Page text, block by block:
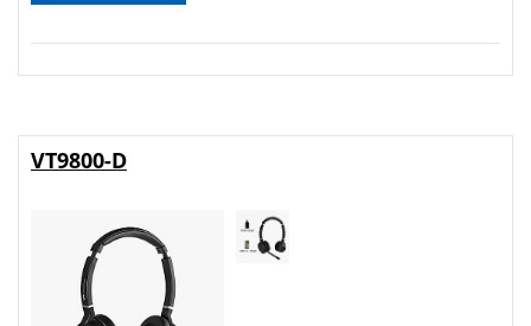
VT9800-D